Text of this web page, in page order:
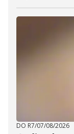
DO R7/07/08/2026